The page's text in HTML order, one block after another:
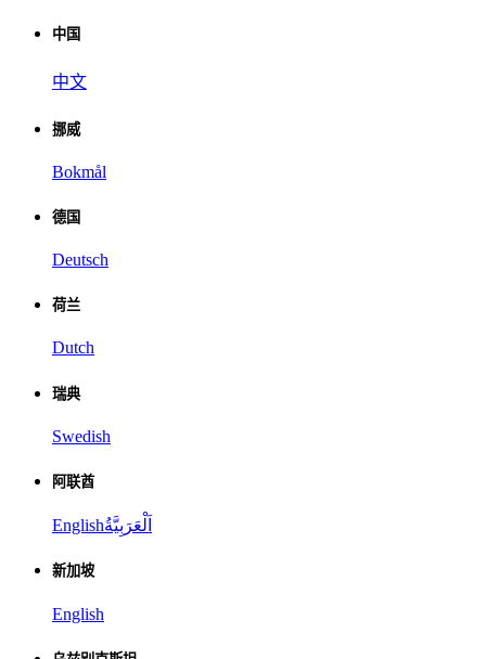
中国
中文
挪威
Bokmål
德国
Deutsch
荷兰
Dutch
瑞典
Swedish
阿联酋
Englishاَلْعَرَبِيَّةُ
新加坡
English